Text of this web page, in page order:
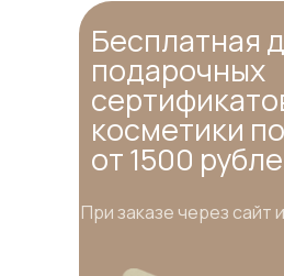
Бесплатная
подарочных
косметики
от 1500
При заказе через сайт